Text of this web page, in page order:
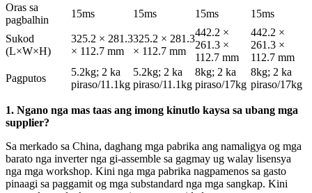
Oras sa
pagbalhin
15ms 15ms 15ms 15ms
Sukod
(L×W×H)
325.2 × 281.3
× 112.7 mm
325.2 × 281.3
× 112.7 mm
442.2 ×
261.3 ×
112.7 mm
442.2 ×
261.3 ×
112.7 mm
Pagputos
5.2kg; 2 ka
piraso/11.1kg
5.2kg; 2 ka
piraso/11.1kg
8kg; 2 ka
piraso/17kg
8kg; 2 ka
piraso/17kg
1. Ngano nga mas taas ang imong kinutlo kaysa sa ubang mga
supplier?
Sa merkado sa China, daghang mga pabrika ang namaligya og mga
barato nga inverter nga gi-assemble sa gagmay ug walay lisensya
nga mga workshop. Kini nga mga pabrika nagpamenos sa gasto
pinaagi sa paggamit og mga substandard nga mga sangkap. Kini